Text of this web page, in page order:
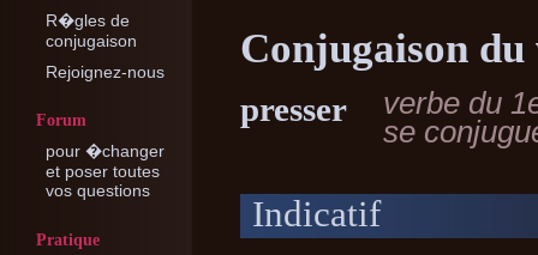
R�gles de
conjugaison
Rejoignez-nous
Forum
pour �changer
et poser toutes
vos questions
Pratique
Conjugaison du
presser
verbe du
se
Indicatif